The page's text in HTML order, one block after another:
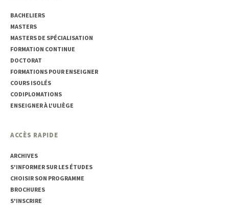
BACHELIERS
MASTERS
MASTERS DE SPÉCIALISATION
FORMATION CONTINUE
DOCTORAT
FORMATIONS POUR ENSEIGNER
COURS ISOLÉS
CODIPLOMATIONS
ENSEIGNER À L'ULIÈGE
ACCÈS RAPIDE
ARCHIVES
S'INFORMER SUR LES ÉTUDES
CHOISIR SON PROGRAMME
BROCHURES
S'INSCRIRE